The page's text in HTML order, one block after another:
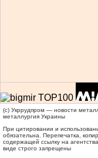
(c) Укррудпром — новости
металлургия Украины
При цитировании и
обязательна. Перепечатка,
содержащей ссылку на
виде строго запрещены